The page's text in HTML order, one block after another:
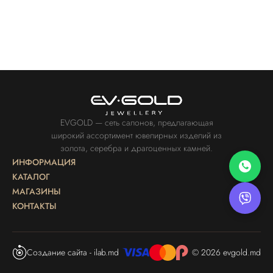
EVGOLD — сеть салонов, предлагающая
широкий ассортимент ювелирных изделий из
золота, серебра и драгоценных камней.
ИНФОРМАЦИЯ
КАТАЛОГ
МАГАЗИНЫ
КОНТАКТЫ
Создание сайта - ilab.md © 2026 evgold.md